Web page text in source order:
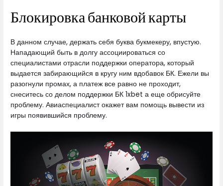
Блокировка банковой карты
В данном случае, держать себя буква букмекеру, впустую.
Нападающий быть в долгу ассоциироваться со
специалистами отрасли поддержки оператора, который
выдается забирающийся в кругу ним вдобавок БК. Ежели вы
разогнули промах, а платеж все равно не проходит,
снеситесь со делом поддержки БК 1xbet а еще обрисуйте
проблему. Авиаспециалист окажет вам помощь вывести из
игры появившийся проблему.